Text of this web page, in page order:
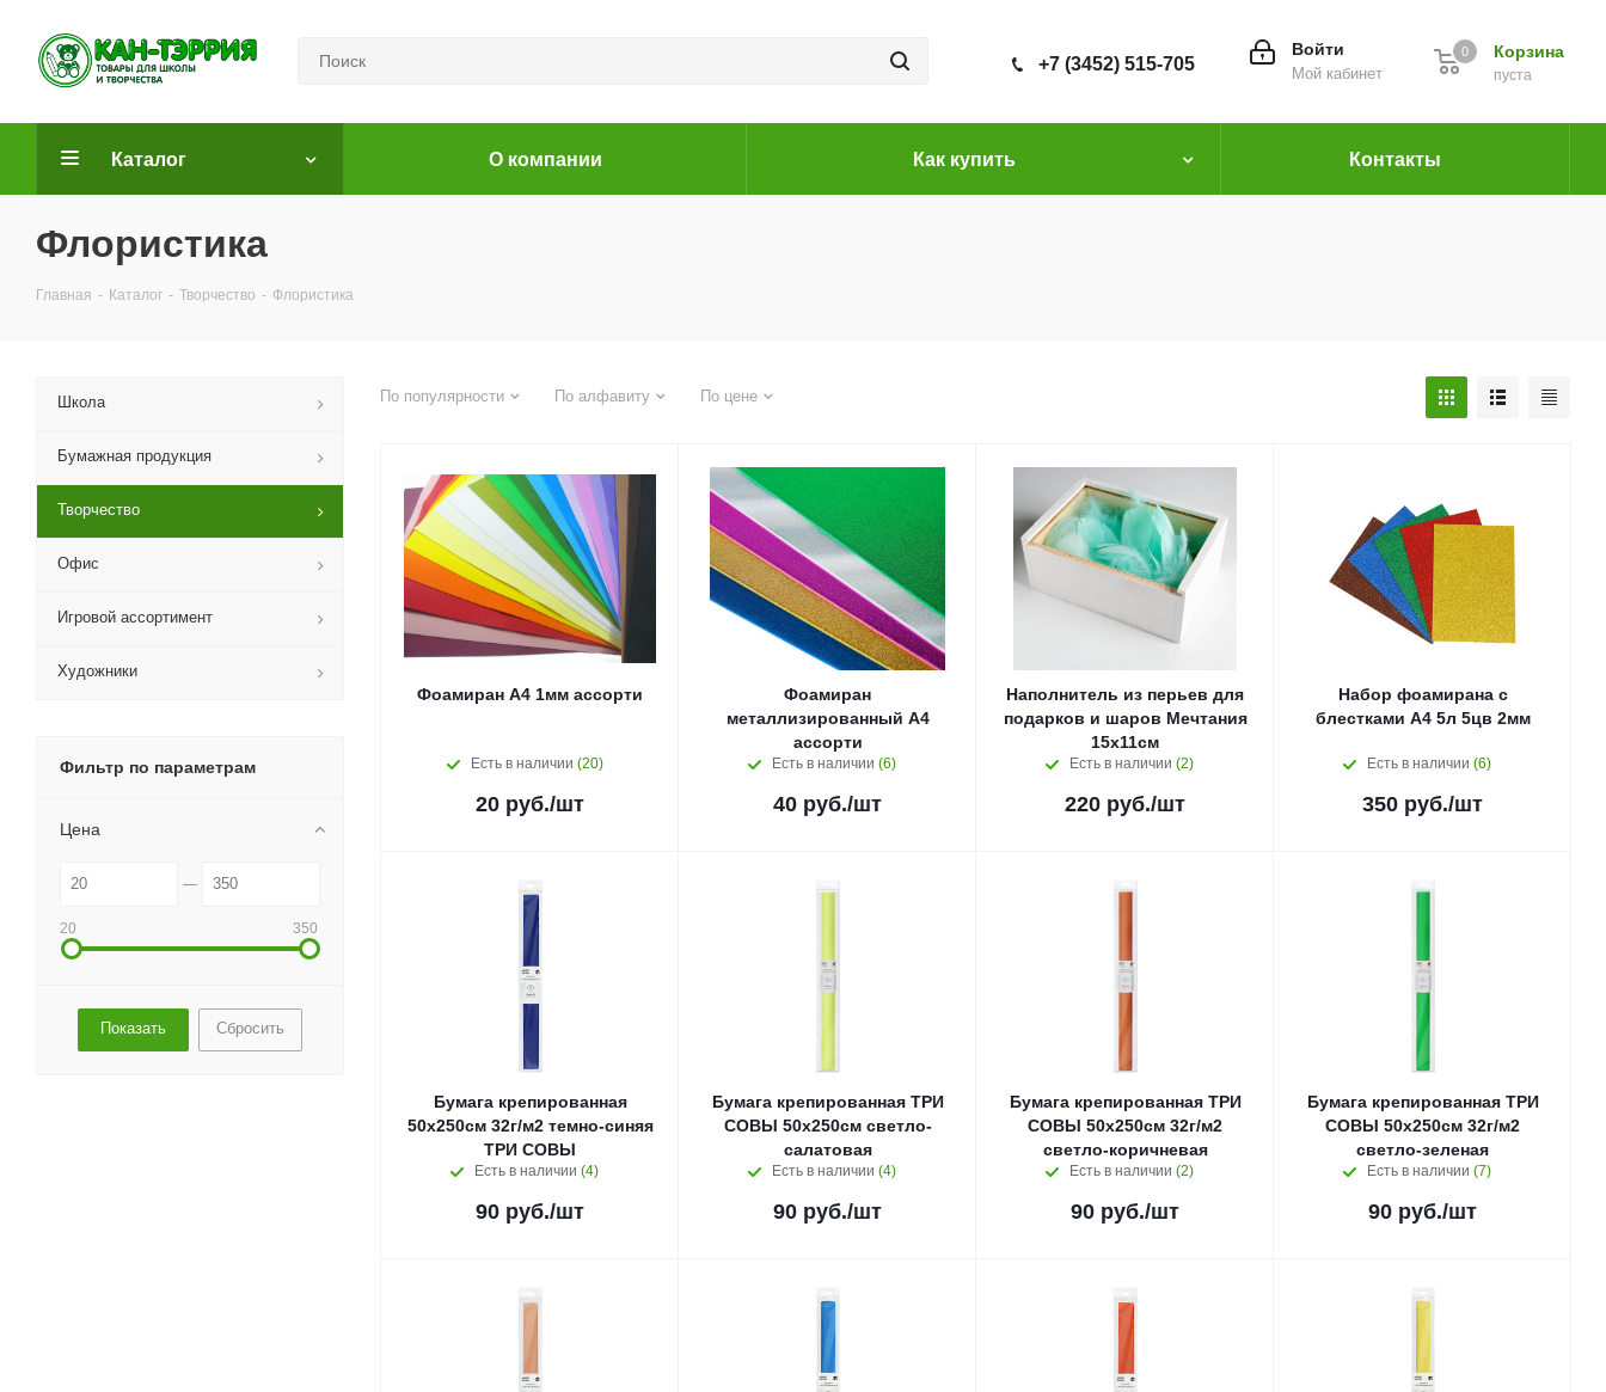
Корзина
пуста
0
Войти
Мой кабинет
+7 (3452) 515-705
Каталог О компании Как купить Контакты
Флористика
Главная - Каталог - Творчество - Флористика
По популярности По алфавиту По цене
Фоамиран A4 1мм ассорти
Есть в наличии (20)
20 руб./шт
Фоамиран
металлизированный A4
ассорти
Есть в наличии (6)
40 руб./шт
Наполнитель из перьев для
подарков и шаров Мечтания
15х11см
Есть в наличии (2)
220 руб./шт
Набор фоамирана с
блестками А4 5л 5цв 2мм
Есть в наличии (6)
350 руб./шт
Бумага крепированная
50x250см 32г/м2 темно-синяя
ТРИ СОВЫ
Есть в наличии (4)
90 руб./шт
Бумага крепированная ТРИ
СОВЫ 50x250см светло-
салатовая
Есть в наличии (4)
90 руб./шт
Бумага крепированная ТРИ
СОВЫ 50x250см 32г/м2
светло-коричневая
Есть в наличии (2)
90 руб./шт
Бумага крепированная ТРИ
СОВЫ 50x250см 32г/м2
светло-зеленая
Есть в наличии (7)
90 руб./шт
Школа
Бумажная продукция
Творчество
Офис
Игровой ассортимент
Художники
Фильтр по параметрам
Цена
20 350
Сбросить